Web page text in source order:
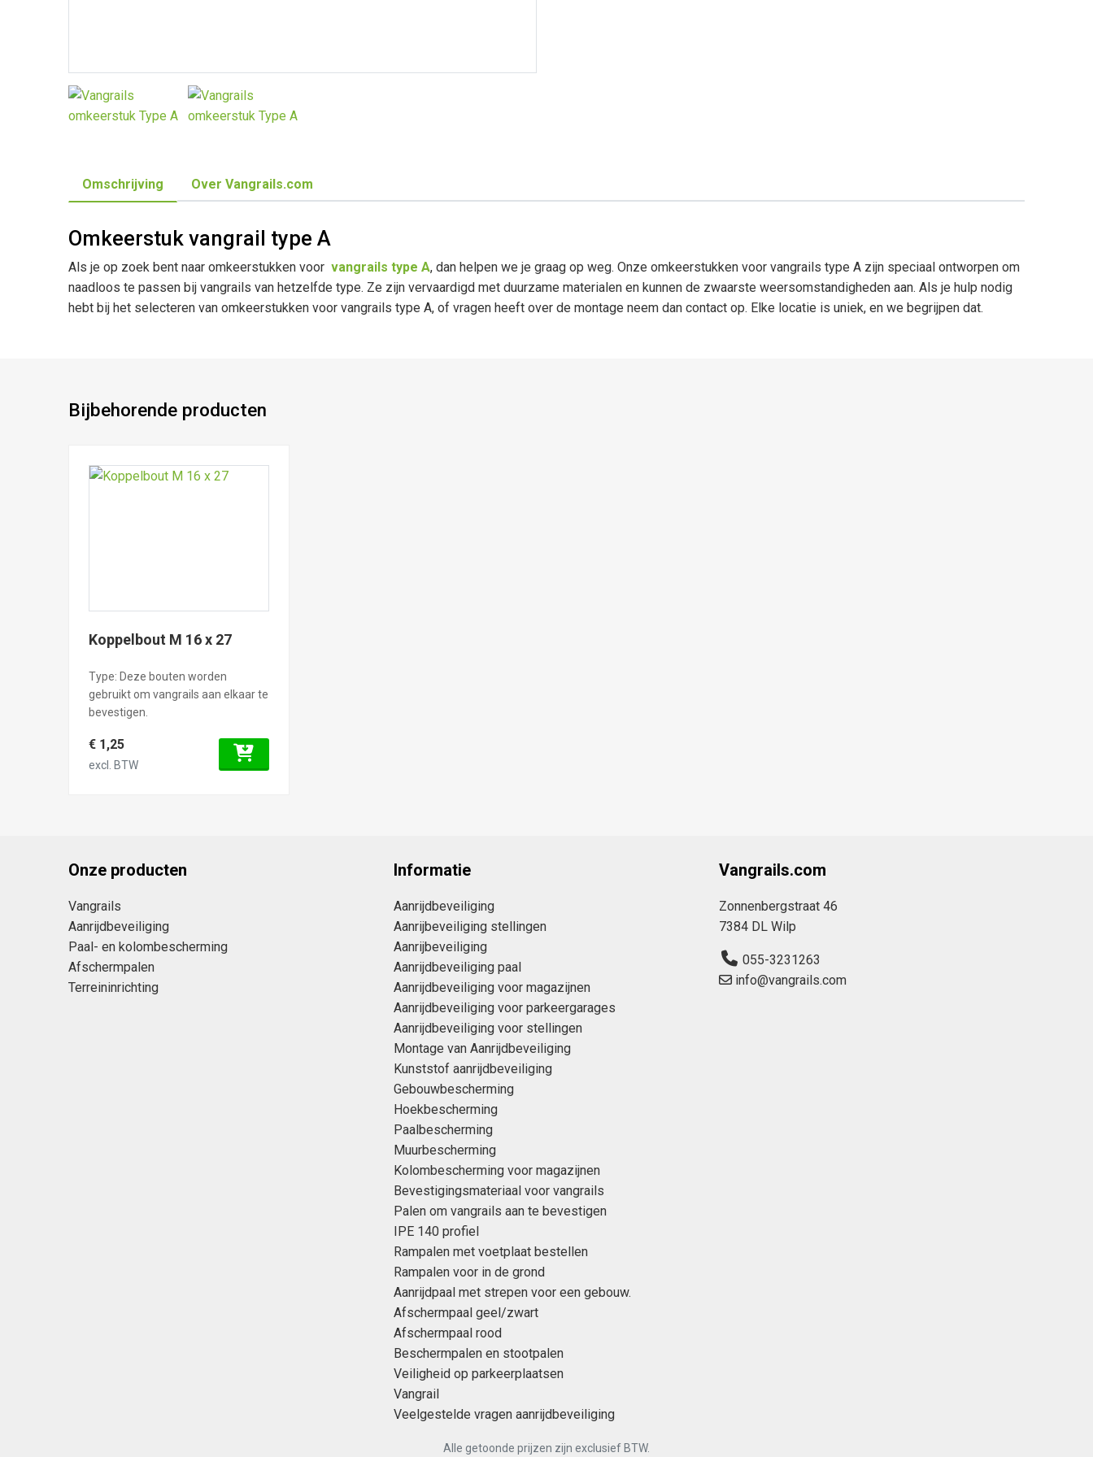
Omschrijving Over Vangrails.com
Omkeerstuk vangrail type A
Als je op zoek bent naar omkeerstukken voor vangrails type A, dan helpen we je graag op weg. Onze omkeerstukken voor vangrails type A zijn speciaal ontworpen om
naadloos te passen bij vangrails van hetzelfde type. Ze zijn vervaardigd met duurzame materialen en kunnen de zwaarste weersomstandigheden aan. Als je hulp nodig
hebt bij het selecteren van omkeerstukken voor vangrails type A, of vragen heeft over de montage neem dan contact op. Elke locatie is uniek, en we begrijpen dat.
Bijbehorende producten
Koppelbout M 16 x 27
Type: Deze bouten worden
gebruikt om vangrails aan elkaar te
bevestigen.
€ 1,25
excl. BTW
Onze producten
Vangrails
Aanrijdbeveiliging
Paal- en kolombescherming
Afschermpalen
Terreininrichting
Informatie
Aanrijdbeveiliging
Aanrijbeveiliging stellingen
Aanrijbeveiliging
Aanrijdbeveiliging paal
Aanrijdbeveiliging voor magazijnen
Aanrijdbeveiliging voor parkeergarages
Aanrijdbeveiliging voor stellingen
Montage van Aanrijdbeveiliging
Kunststof aanrijdbeveiliging
Gebouwbescherming
Hoekbescherming
Paalbescherming
Muurbescherming
Kolombescherming voor magazijnen
Bevestigingsmateriaal voor vangrails
Palen om vangrails aan te bevestigen
IPE 140 profiel
Rampalen met voetplaat bestellen
Rampalen voor in de grond
Aanrijdpaal met strepen voor een gebouw.
Afschermpaal geel/zwart
Afschermpaal rood
Beschermpalen en stootpalen
Veiligheid op parkeerplaatsen
Vangrail
Veelgestelde vragen aanrijdbeveiliging
Vangrails.com
Zonnenbergstraat 46
7384 DL Wilp
055-3231263
info@vangrails.com
Alle getoonde prijzen zijn exclusief BTW.